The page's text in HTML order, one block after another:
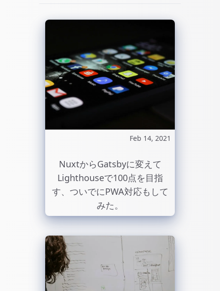
Feb 14, 2021
NuxtからGatsbyに変えて
Lighthouseで100点を目指
す、ついでにPWA対応もして
みた。